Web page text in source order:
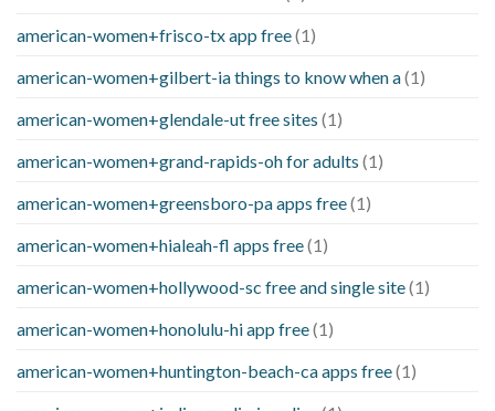
american-women+frisco-tx app free(1)
american-women+gilbert-ia things to know when a(1)
american-women+glendale-ut free sites (1)
american-women+grand-rapids-oh for adults (1)
american-women+greensboro-pa apps free(1)
american-women+hialeah-fl apps free(1)
american-women+hollywood-sc free and single site(1)
american-women+honolulu-hi app free(1)
american-women+huntington-beach-ca apps free(1)